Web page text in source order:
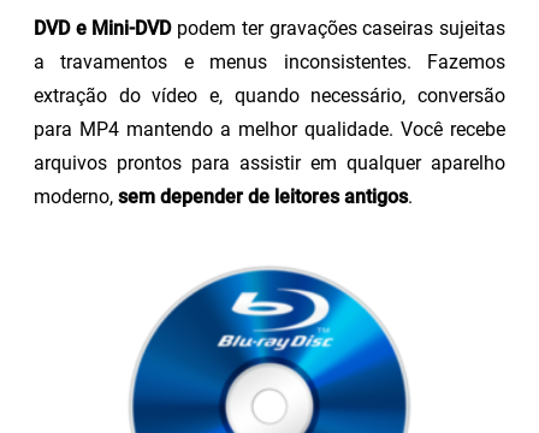
DVD e Mini-DVDpodem ter gravações caseiras sujeitas
a travamentos e menus inconsistentes. Fazemos
extração do vídeo e, quando necessário, conversão
para MP4 mantendo a melhor qualidade. Você recebe
arquivos prontos para assistir em qualquer aparelho
moderno, sem depender de leitores antigos.